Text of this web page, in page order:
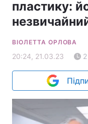
пластику:
ВІОЛЕТТА ОРЛОВА
20:24, 21.03.23